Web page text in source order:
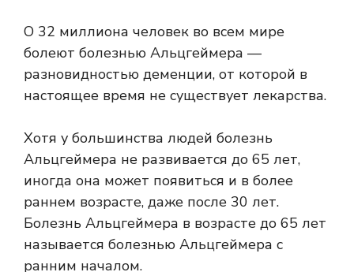
О 32 миллиона человек во всем мире
болеют болезнью Альцгеймера —
разновидностью деменции, от которой в
настоящее время не существует лекарства.
Хотя у большинства людей болезнь
Альцгеймера не развивается до 65 лет,
иногда она может появиться и в более
раннем возрасте, даже после 30 лет.
Болезнь Альцгеймера в возрасте до 65 лет
называется болезнью Альцгеймера с
ранним началом.